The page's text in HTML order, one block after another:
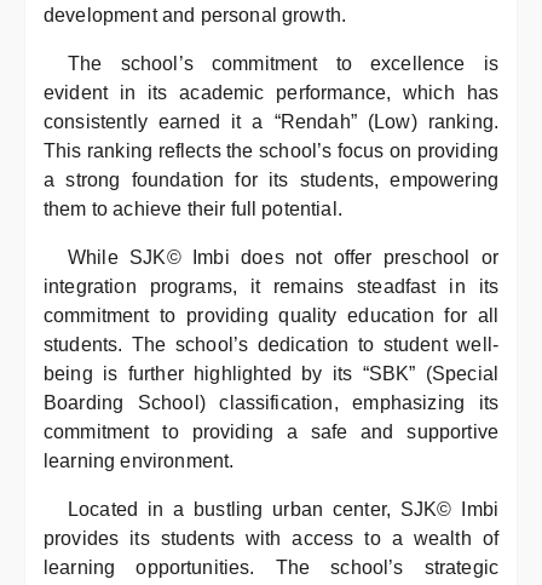
development and personal growth.
The school’s commitment to excellence is
evident in its academic performance, which has
consistently earned it a “Rendah” (Low) ranking.
This ranking reflects the school’s focus on providing
a strong foundation for its students, empowering
them to achieve their full potential.
While SJK© Imbi does not offer preschool or
integration programs, it remains steadfast in its
commitment to providing quality education for all
students. The school’s dedication to student well-
being is further highlighted by its “SBK” (Special
Boarding School) classification, emphasizing its
commitment to providing a safe and supportive
learning environment.
Located in a bustling urban center, SJK© Imbi
provides its students with access to a wealth of
learning opportunities. The school’s strategic